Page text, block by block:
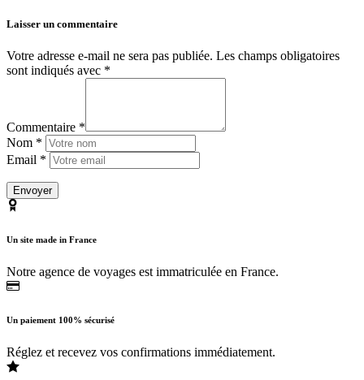
Laisser un commentaire
Votre adresse e-mail ne sera pas publiée. Les champs obligatoires
sont indiqués avec *
Commentaire *
Nom *
Email *
Un site made in France
Notre agence de voyages est immatriculée en France.
Un paiement 100% sécurisé
Réglez et recevez vos confirmations immédiatement.